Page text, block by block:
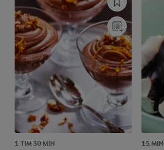
1 TIM 30 MIN 15 MIN